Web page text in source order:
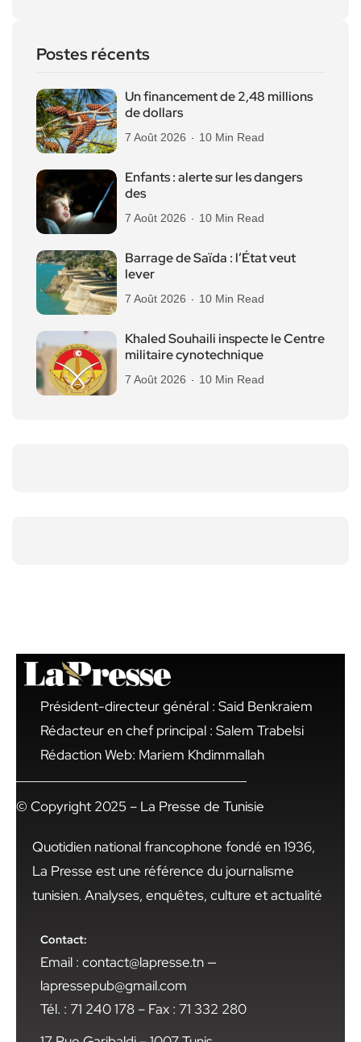
Postes récents
Un financement de 2,48 millions
de dollars
7 Août 2026 10 Min Read
Enfants : alerte sur les dangers
des
7 Août 2026 10 Min Read
Barrage de Saïda : l’État veut
lever
7 Août 2026 10 Min Read
Khaled Souhaili inspecte le Centre
militaire cynotechnique
7 Août 2026 10 Min Read
Président-directeur général : Said Benkraiem
Rédacteur en chef principal : Salem Trabelsi
Rédaction Web: Mariem Khdimmallah
© Copyright 2025 – La Presse de Tunisie
Quotidien national francophone fondé en 1936,
La Presse est une référence du journalisme
tunisien. Analyses, enquêtes, culture et actualité
Contact:
Email : contact@lapresse.tn —
lapressepub@gmail.com
Tél. : 71 240 178 – Fax : 71 332 280